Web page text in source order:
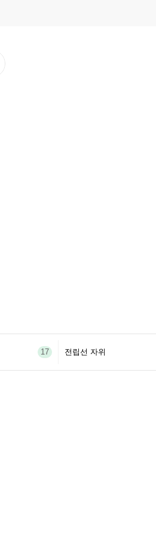
17 전립선 자위